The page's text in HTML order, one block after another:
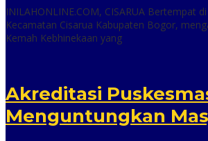
online
INILAHONLINE.COM, CISARUA Bertempat
Kecamatan Cisarua Kabupaten Bogor,
Kemah Kebhinekaan yang
Akreditasi
Menguntungkan